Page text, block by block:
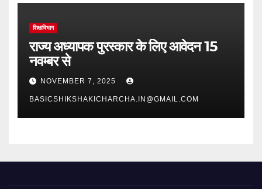
शिक्षाविभाग
राज्य अध्यापक पुरस्कार के लिए आवेदन 15
नवम्बर से
NOVEMBER 7, 2025
BASICSHIKSHAKICHARCHA.IN@GMAIL.COM